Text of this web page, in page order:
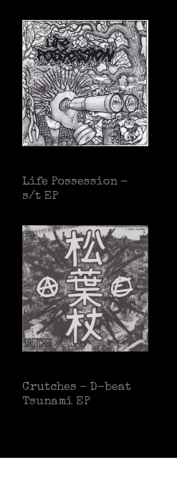
Life Possession -
s/t EP
Crutches – D-beat
Tsunami EP